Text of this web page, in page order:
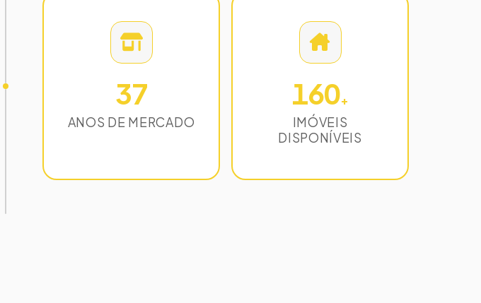
37
ANOS DE MERCADO
160+
IMÓVEIS
DISPONÍVEIS